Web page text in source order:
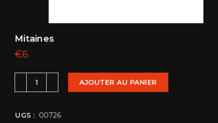
Mitaines
€6
AJOUTER AU PANIER
UGS : 00726